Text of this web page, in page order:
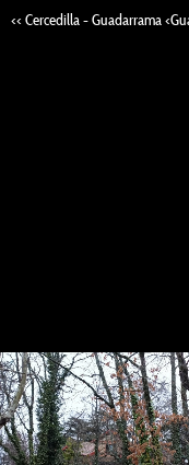
<< Cercedilla - Guadarrama